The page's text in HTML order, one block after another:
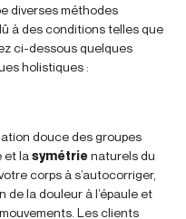
diverses méthodes
à des conditions telles que
ci-dessous quelques
holistiques :
douce des groupes
et la symétrienaturels du
corps à s’autocorriger,
de la douleur à l’épaule et
Les clients